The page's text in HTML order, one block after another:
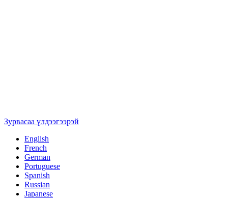
Зурвасаа үлдээгээрэй
English
French
German
Portuguese
Spanish
Russian
Japanese